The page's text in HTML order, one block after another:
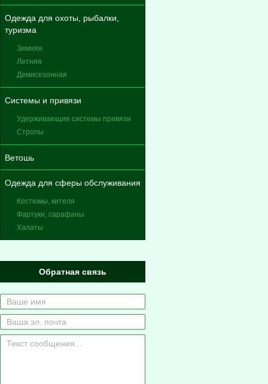
Одежда для охоты, рыбалки,
туризма
Зимняя
Летняя
Демисезонная
Системы и привязи
Удерживающие системы привязи
Стропы
Ветошь
Одежда для сферы обслуживания
Костюмы, кителя
Фартуки, сарафаны
Халаты
Обратная связь